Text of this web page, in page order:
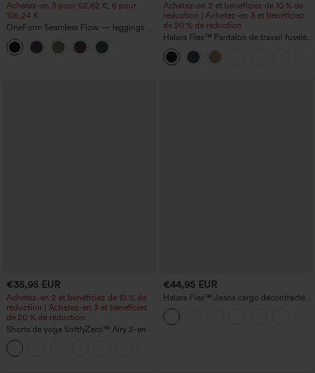
Achetez-en 3 pour 52,62 €, 6 pour
105,24 €
OneForm Seamless Flow — leggings de
yoga sans coutures, taille mi-haute, effet
gainant pour le ventre et liftant pour les
fesses
Achetez-en 2 et bénéficiez de 10 % de
réduction | Achetez-en 3 et bénéficiez
de 20 % de réduction
Halara Flex™ Pantalon de travail fuselé,
uni, taille haute, avec poches
€35,95 EUR
Achetez-en 2 et bénéficiez de 10 % de
réduction | Achetez-en 3 et bénéficiez
de 20 % de réduction
Shorts de yoga SoftlyZero™ Airy 2-en-1
InstantCool, super taille haute, 7" avec
poches
€44,95 EUR
Halara Flex™ Jeans cargo décontractés
taille mi-haute, jambes droites, avec
poches